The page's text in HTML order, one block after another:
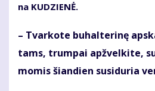
na KU­DZIE­NĖ.
– Tvar­ko­te bu­hal­te­ri­nę
tams, trum­pai ap­žvel­ki­te,
mo­mis šian­dien su­si­du­ria